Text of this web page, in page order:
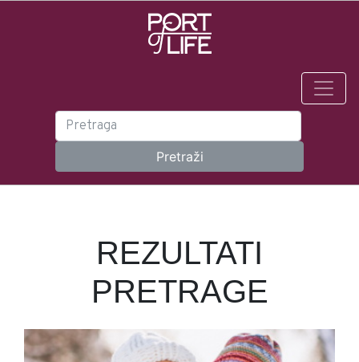
REZULTATI
PRETRAGE